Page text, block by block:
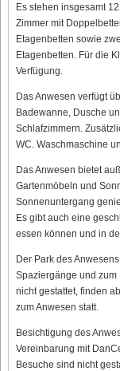
Es stehen insgesamt
Zimmer mit
Etagenbetten sowie
Etagenbetten. Für die
Verfügung.
Das Anwesen verfügt
Badewanne, Dusche
Schlafzimmern.
WC. Waschmaschine
Das Anwesen bietet
Gartenmöbeln und
Sonnenuntergang
Es gibt auch eine
essen können und in
Der Park des
Spaziergänge und
nicht gestattet, finden
zum Anwesen statt.
Besichtigung des
Vereinbarung mit
Besuche sind nicht